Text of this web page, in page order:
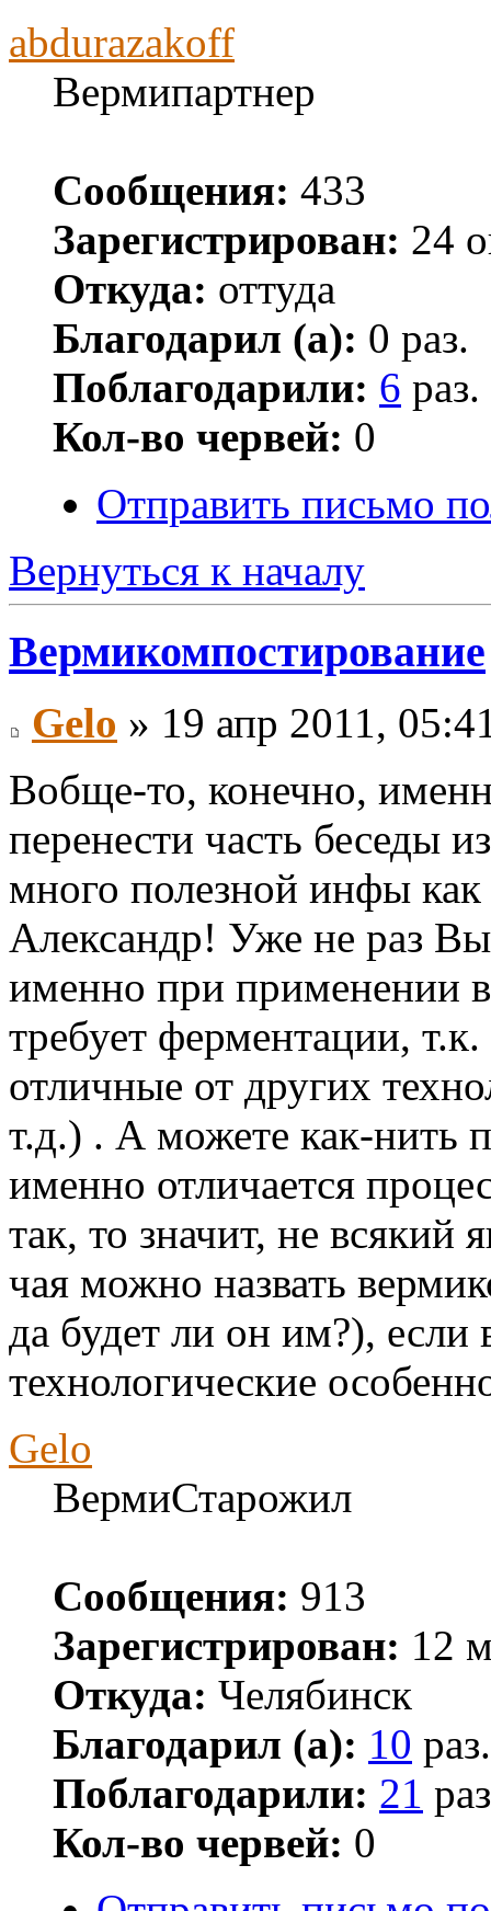
abdurazakoff
Вермипартнер
Сообщения: 433
Зарегистрирован: 24
Откуда: оттуда
Благодарил (а): 0 раз.
Поблагодарили: 6 раз.
Кол-во червей: 0
Отправить письмо
Вернуться к началу
Вермикомпостирование
Gelo » 19 апр 2011,
Вобще-то, конечно,
перенести часть беседы
много полезной инфы
Александр! Уже не раз
именно при применении
требует ферментации,
отличные от других
т.д.) . А можете как-нить
именно отличается
так, то значит, не
чая можно назвать
да будет ли он им?),
технологические
Gelo
ВермиСтарожил
Сообщения: 913
Зарегистрирован: 12
Откуда: Челябинск
Благодарил (а): 10 раз.
Поблагодарили: 21
Кол-во червей: 0